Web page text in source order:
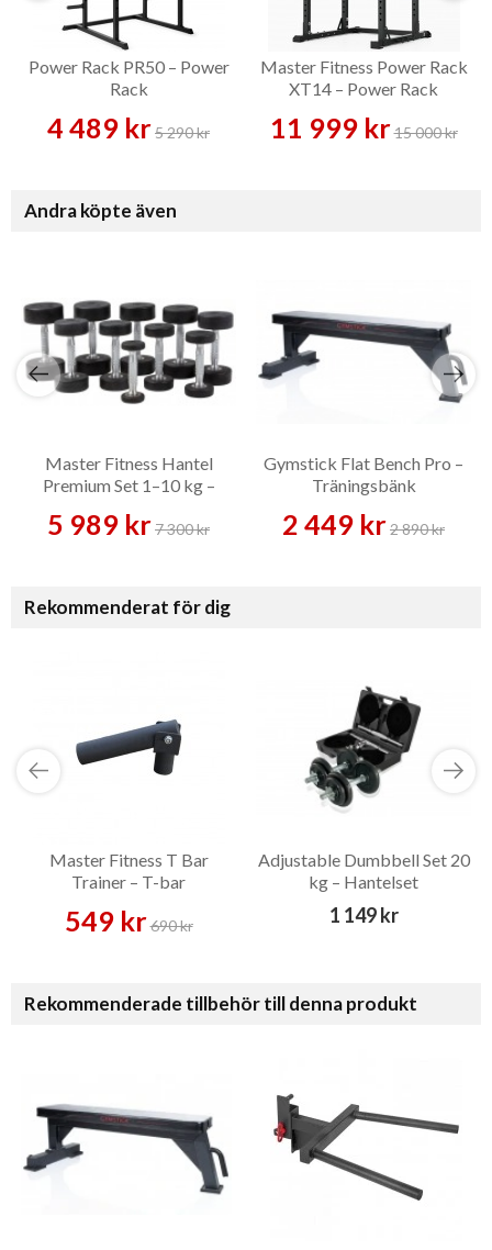
Power Rack PR50 – Power
Rack
4 489 kr5 290 kr
Master Fitness Power Rack
XT14 – Power Rack
11 999 kr15 000 kr
Andra köpte även
Master Fitness Hantel
Premium Set 1–10 kg –
5 989 kr7 300 kr
Gymstick Flat Bench Pro –
Träningsbänk
2 449 kr2 890 kr
Rekommenderat för dig
Master Fitness T Bar
Trainer – T-bar
549 kr690 kr
Adjustable Dumbbell Set 20
kg – Hantelset
1 149 kr
Rekommenderade tillbehör till denna produkt